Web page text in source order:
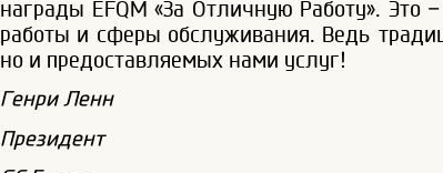
награды EFQM «За Отличную Работу».
работы и сферы обслуживания. Ведь
но и предоставляемых нами услуг!
Генри Ленн
Президент